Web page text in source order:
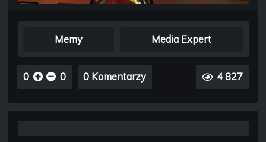
Memy Media Expert
0 0 0 Komentarzy 4 827